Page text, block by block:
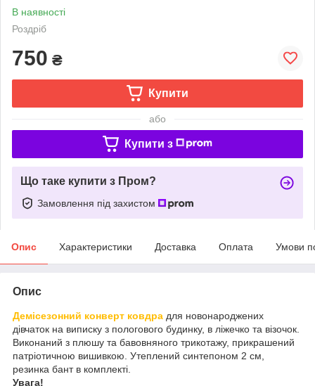
В наявності
Роздріб
750 ₴
Купити
або
Купити з
Що таке купити з Пром?
Замовлення під захистом
Опис Характеристики Доставка Оплата Умови
Опис
Демісезонний конверт ковдра для новонароджених
дівчаток на виписку з пологового будинку, в ліжечко та візочок.
Виконаний з плюшу та бавовняного трикотажу, прикрашений
патріотичною вишивкою. Утеплений синтепоном 2 см,
резинка бант в комплекті.
Увага!